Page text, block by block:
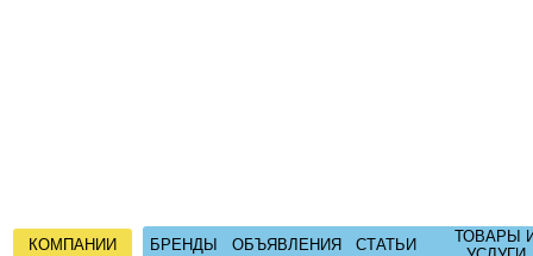
КОМПАНИИ БРЕНДЫ ОБЪЯВЛЕНИЯ СТАТЬИ
ТОВАРЫ